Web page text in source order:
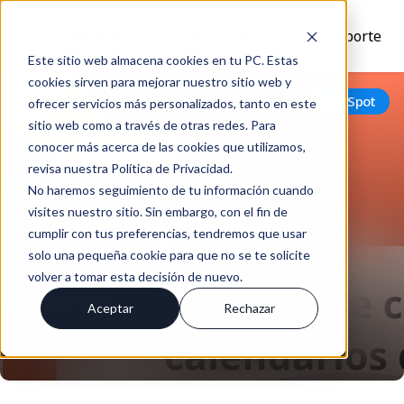
Este sitio web almacena cookies en tu PC. Estas
cookies sirven para mejorar nuestro sitio web y
ofrecer servicios más personalizados, tanto en este
sitio web como a través de otras redes. Para
conocer más acerca de las cookies que utilizamos,
revisa nuestra Política de Privacidad.
No haremos seguimiento de tu información cuando
visites nuestro sitio. Sin embargo, con el fin de
cumplir con tus preferencias, tendremos que usar
solo una pequeña cookie para que no se te solicite
volver a tomar esta decisión de nuevo.
Aceptar Rechazar
Soporte
Volver HubSpot
Descubre cómo
implementar calendarios
de pago flexibles en
HubSpot y incrementa tus
ventas
Ago 12, 2024